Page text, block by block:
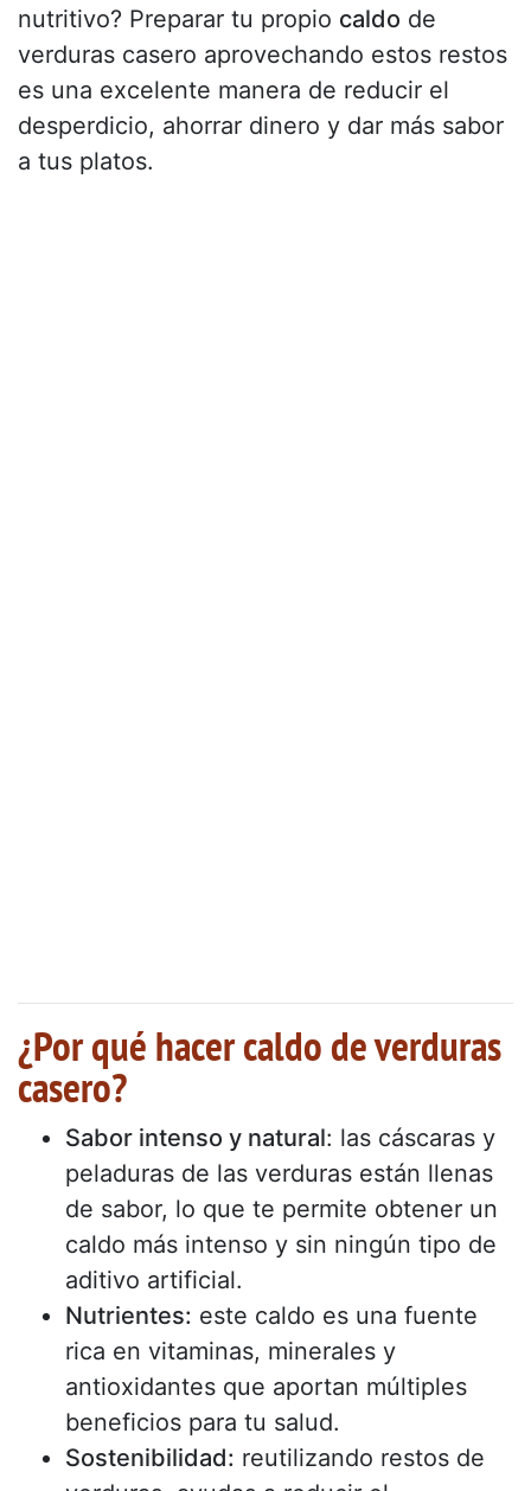
nutritivo? Preparar tu propio caldo de
verduras casero aprovechando estos restos
es una excelente manera de reducir el
desperdicio, ahorrar dinero y dar más sabor
a tus platos.
¿Por qué hacer caldo de verduras
casero?
Sabor intenso y natural: las cáscaras y
peladuras de las verduras están llenas
de sabor, lo que te permite obtener un
caldo más intenso y sin ningún tipo de
aditivo artificial.
Nutrientes: este caldo es una fuente
rica en vitaminas, minerales y
antioxidantes que aportan múltiples
beneficios para tu salud.
Sostenibilidad: reutilizando restos de